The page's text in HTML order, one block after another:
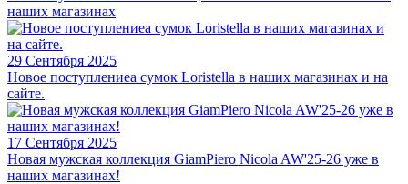
наших магазинах
29 Сентября 2025
Новое поступлениеа сумок Loristella в наших магазинах и на
сайте.
17 Сентября 2025
Новая мужская коллекция GiamPiero Nicola AW'25-26 уже в
наших магазинах!